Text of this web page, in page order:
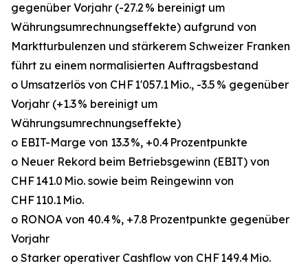
gegenüber Vorjahr (-27.2 % bereinigt um
Währungsumrechnungseffekte) aufgrund von
Marktturbulenzen und stärkerem Schweizer Franken
führt zu einem normalisierten Auftragsbestand
o Umsatzerlös von CHF 1'057.1 Mio., -3.5 % gegenüber
Vorjahr (+1.3 % bereinigt um
Währungsumrechnungseffekte)
o EBIT-Marge von 13.3 %, +0.4 Prozentpunkte
o Neuer Rekord beim Betriebsgewinn (EBIT) von
CHF 141.0 Mio. sowie beim Reingewinn von
CHF 110.1 Mio.
o RONOA von 40.4 %, +7.8 Prozentpunkte gegenüber
Vorjahr
o Starker operativer Cashflow von CHF 149.4 Mio.